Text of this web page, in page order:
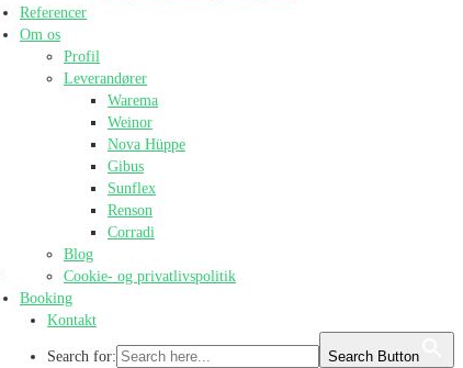
Referencer
Om os
Profil
Leverandører
Warema
Weinor
Nova Hüppe
Gibus
Sunflex
Renson
Corradi
Blog
Cookie- og privatlivspolitik
Booking
Kontakt
Search for: Search Button